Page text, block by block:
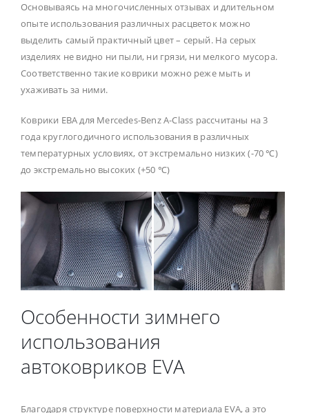
Основываясь на многочисленных отзывах и длительном
опыте использования различных расцветок можно
выделить самый практичный цвет – серый. На серых
изделиях не видно ни пыли, ни грязи, ни мелкого мусора.
Соответственно такие коврики можно реже мыть и
ухаживать за ними.
Коврики ЕВА для Mercedes-Benz A-Class рассчитаны на 3
года круглогодичного использования в различных
температурных условиях, от экстремально низких (-70 ℃)
до экстремально высоких (+50 ℃)
Особенности зимнего
использования
автоковриков EVA
Благодаря структуре поверхности материала EVA, а это